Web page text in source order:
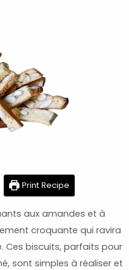
Print Recipe
aux amandes et à
croquante qui ravira
Ces biscuits, parfaits pour
sont simples à réaliser et
minutes